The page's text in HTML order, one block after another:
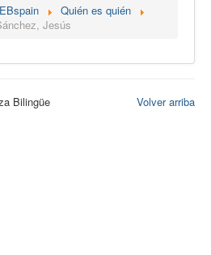
EBspain
Quién es quién
Jesús
Volver arriba
Bilingüe